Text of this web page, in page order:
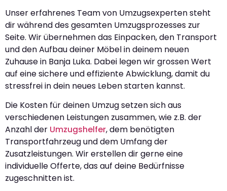
Unser erfahrenes Team von Umzugsexperten steht
dir während des gesamten Umzugsprozesses zur
Seite. Wir übernehmen das Einpacken, den Transport
und den Aufbau deiner Möbel in deinem neuen
Zuhause in Banja Luka. Dabei legen wir grossen Wert
auf eine sichere und effiziente Abwicklung, damit du
stressfrei in dein neues Leben starten kannst.
Die Kosten für deinen Umzug setzen sich aus
verschiedenen Leistungen zusammen, wie z.B. der
Anzahl der Umzugshelfer, dem benötigten
Transportfahrzeug und dem Umfang der
Zusatzleistungen. Wir erstellen dir gerne eine
individuelle Offerte, das auf deine Bedürfnisse
zugeschnitten ist.